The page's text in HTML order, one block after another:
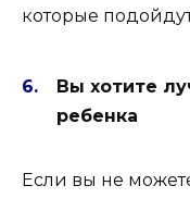
которые
Вы хотите
ребенка
Если вы не